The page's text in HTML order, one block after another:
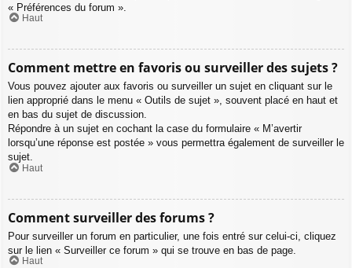
« Préférences du forum ».
Haut
Comment mettre en favoris ou surveiller des sujets ?
Vous pouvez ajouter aux favoris ou surveiller un sujet en cliquant sur le
lien approprié dans le menu « Outils de sujet », souvent placé en haut et
en bas du sujet de discussion.
Répondre à un sujet en cochant la case du formulaire « M’avertir
lorsqu’une réponse est postée » vous permettra également de surveiller le
sujet.
Haut
Comment surveiller des forums ?
Pour surveiller un forum en particulier, une fois entré sur celui-ci, cliquez
sur le lien « Surveiller ce forum » qui se trouve en bas de page.
Haut